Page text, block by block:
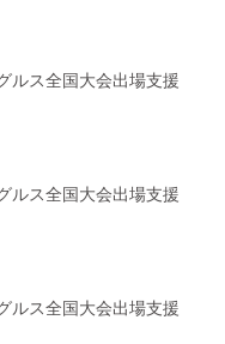
ルス全国大会出場支援
ルス全国大会出場支援
ルス全国大会出場支援